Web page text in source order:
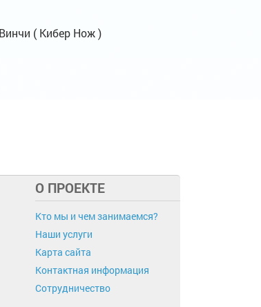
( Кибер Нож )
О ПРОЕКТЕ
Кто мы и чем занимаемся?
Наши услуги
Карта сайта
Контактная информация
Сотрудничество